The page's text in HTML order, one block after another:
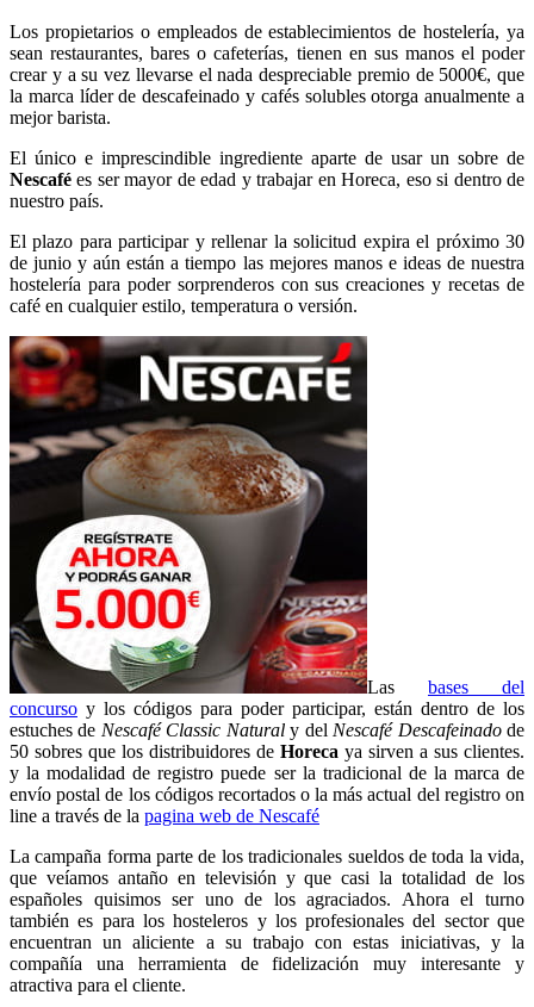
Los propietarios o empleados de establecimientos de hostelería, ya
sean restaurantes, bares o cafeterías, tienen en sus manos el poder
crear y a su vez llevarse el nada despreciable premio de 5000€, que
la marca líder de descafeinado y cafés solubles otorga anualmente a
mejor barista.
El único e imprescindible ingrediente aparte de usar un sobre de
Nescafé es ser mayor de edad y trabajar en Horeca, eso si dentro de
nuestro país.
El plazo para participar y rellenar la solicitud expira el próximo 30
de junio y aún están a tiempo las mejores manos e ideas de nuestra
hostelería para poder sorprenderos con sus creaciones y recetas de
café en cualquier estilo, temperatura o versión.
Las bases del
concurso y los códigos para poder participar, están dentro de los
estuches de Nescafé Classic Naturaly del Nescafé Descafeinadode
50 sobres que los distribuidores de Horeca ya sirven a sus clientes.
y la modalidad de registro puede ser la tradicional de la marca de
envío postal de los códigos recortados o la más actual del registro on
line a través de la pagina web de Nescafé
La campaña forma parte de los tradicionales sueldos de toda la vida,
que veíamos antaño en televisión y que casi la totalidad de los
españoles quisimos ser uno de los agraciados. Ahora el turno
también es para los hosteleros y los profesionales del sector que
encuentran un aliciente a su trabajo con estas iniciativas, y la
compañía una herramienta de fidelización muy interesante y
atractiva para el cliente.